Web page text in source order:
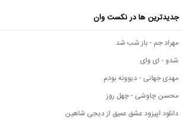
جدیدترین ها در نکست وان
مهراد جم - باز شب شد
شدو - ای وای
مهدی جهانی - دیوونه بودم
محسن چاوشی - چهل روز
دانلود اپیزود عشق عمیق از دیجی شاهین